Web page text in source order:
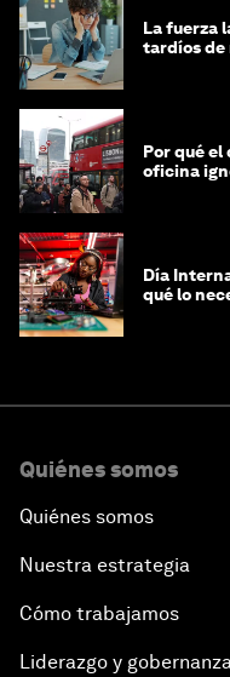
La fuerza
tardíos de
Por qué el
oficina
Día
qué lo
Quiénes somos
Quiénes somos
Nuestra estrategia
Cómo trabajamos
Liderazgo y